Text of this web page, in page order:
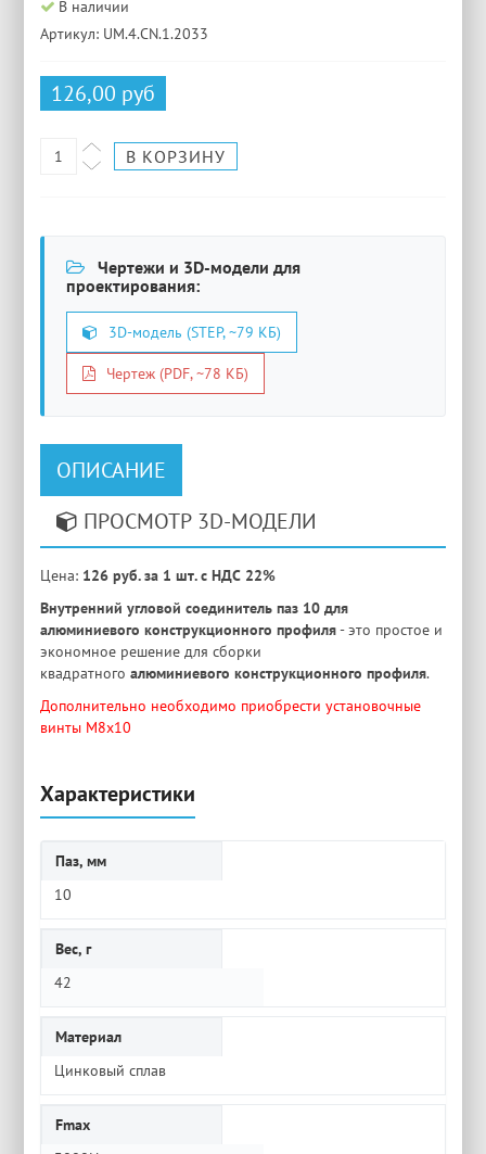
В наличии
Артикул: UM.4.CN.1.2033
126,00 руб
Чертежи и 3D-модели для
проектирования:
3D-модель (STEP, ~79 КБ)
Чертеж (PDF, ~78 КБ)
ОПИСАНИЕ
ПРОСМОТР 3D-МОДЕЛИ
Цена: 126 руб. за 1 шт. с НДС 22%
Внутренний угловой соединитель паз 10 для
алюминиевого конструкционного профиля- это простое и
экономное решение для сборки
квадратногоалюминиевого конструкционного профиля.
Дополнительно необходимо приобрести установочные
винты M8х10
Характеристики
Паз, мм
10
Вес, г
42
Материал
Цинковый сплав
Fmax